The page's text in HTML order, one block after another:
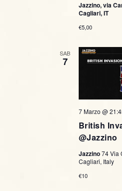
Jazzino, via
Cagliari, IT
€5,00
SAB
7
British
@Jazzino
7 Marzo @
Jazzino74 Via
Cagliari, Italy
€10